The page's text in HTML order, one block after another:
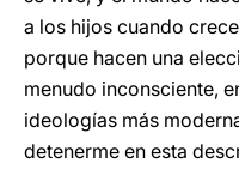
a los hijos cuando
porque hacen una
menudo inconsciente,
ideologías más
detenerme en esta